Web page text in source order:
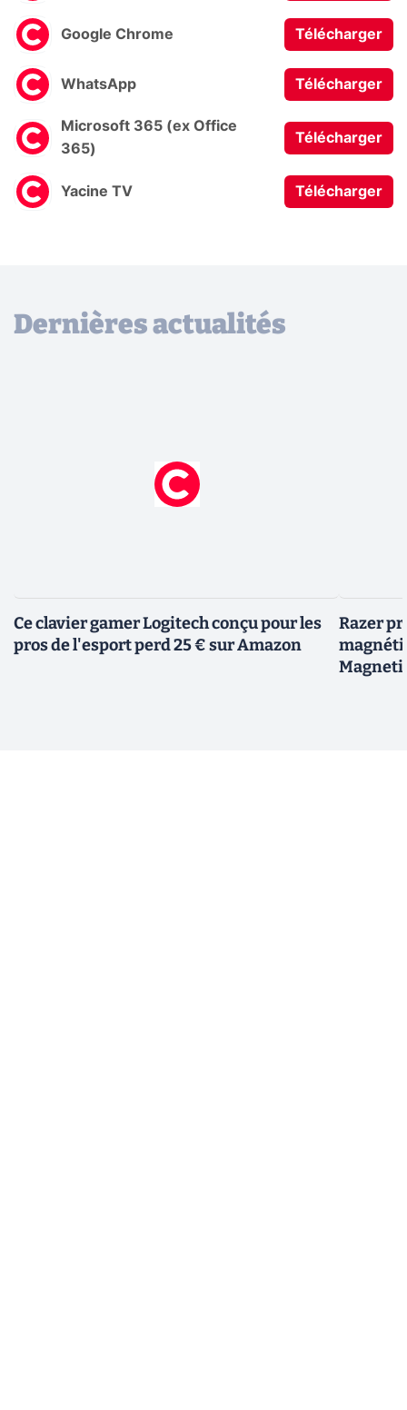
Google Chrome Télécharger
WhatsApp Télécharger
Microsoft 365 (ex Office
365)
Télécharger
Yacine TV Télécharger
Dernières actualités
Ce clavier gamer Logitech conçu pour les
pros de l'esport perd 25 € sur Amazon
Razer